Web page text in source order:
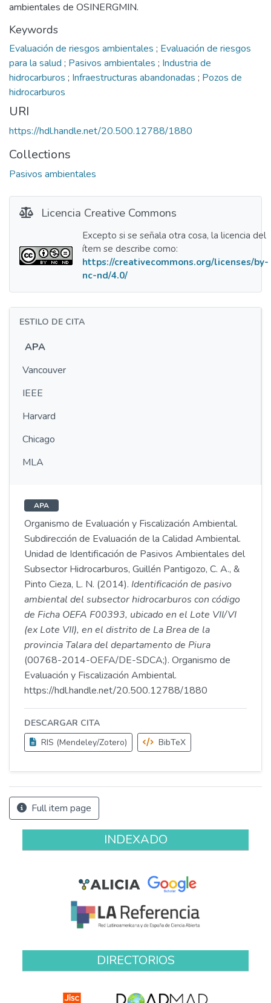
ambientales de OSINERGMIN.
Keywords
Evaluación de riesgos ambientales ; Evaluación de riesgos
para la salud ; Pasivos ambientales ; Industria de
hidrocarburos ; Infraestructuras abandonadas ; Pozos de
hidrocarburos
URI
https://hdl.handle.net/20.500.12788/1880
Collections
Pasivos ambientales
Licencia Creative Commons
Excepto si se señala otra cosa, la licencia del
ítem se describe como:
https://creativecommons.org/licenses/by-
nc-nd/4.0/
ESTILO DE CITA
APA
Vancouver
IEEE
Harvard
Chicago
MLA
APA
Organismo de Evaluación y Fiscalización Ambiental.
Subdirección de Evaluación de la Calidad Ambiental.
Unidad de Identificación de Pasivos Ambientales del
Subsector Hidrocarburos, Guillén Pantigozo, C. A., &
Pinto Cieza, L. N. (2014). Identificación de pasivo
ambiental del subsector hidrocarburos con código
de Ficha OEFA F00393, ubicado en el Lote VII/VI
(ex Lote VII), en el distrito de La Brea de la
provincia Talara del departamento de Piura
(00768-2014-OEFA/DE-SDCA;). Organismo de
Evaluación y Fiscalización Ambiental.
https://hdl.handle.net/20.500.12788/1880
DESCARGAR CITA
RIS (Mendeley/Zotero)
BibTeX
Full item page
INDEXADO
DIRECTORIOS